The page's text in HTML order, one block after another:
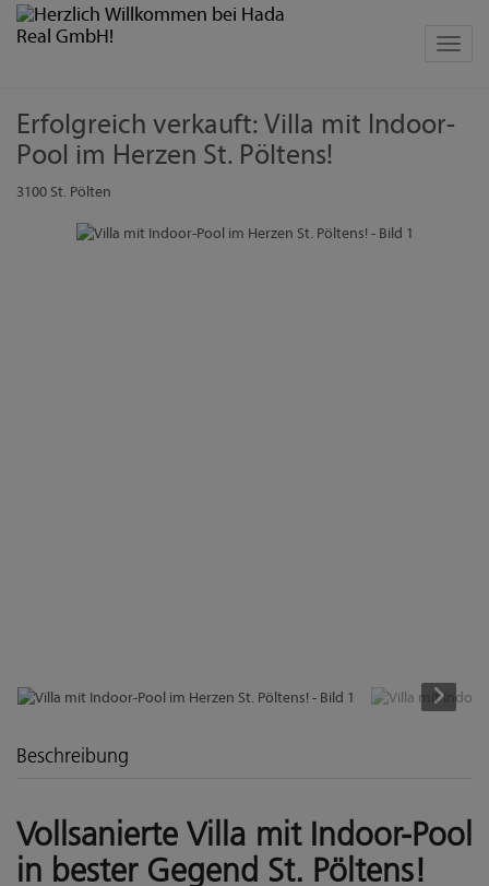
Erfolgreich verkauft: Villa mit Indoor-
Pool im Herzen St. Pöltens!
3100 St. Pölten
Beschreibung
Vollsanierte Villa mit Indoor-Pool
in bester Gegend St. Pöltens!